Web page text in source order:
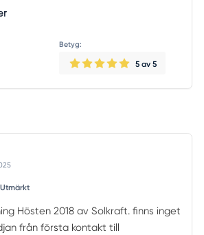
Betyg:
5 av 5
Utmärkt
Hösten 2018 av Solkraft. finns inget
från första kontakt till